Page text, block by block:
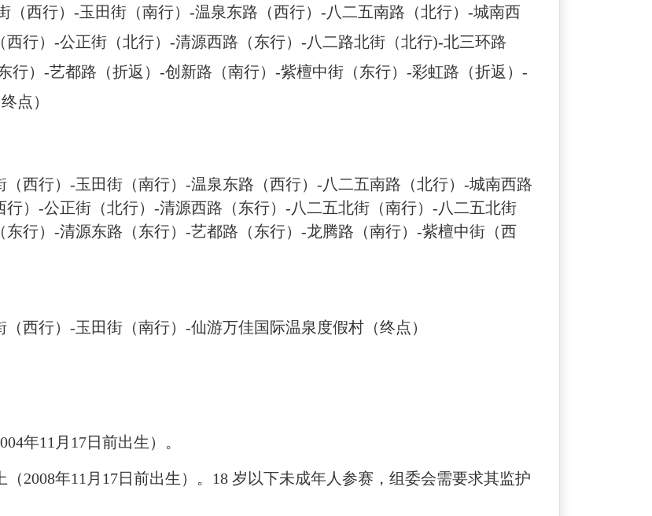
（西行）-玉田街（南行）-温泉东路（西行）-八二五南路（北行）-城南西
行）-公正街（北行）-清源西路（东行）-八二路北街（北行)-北三环路
行）-艺都路（折返）-创新路（南行）-紫檀中街（东行）-彩虹路（折返）-
点）
（西行）-玉田街（南行）-温泉东路（西行）-八二五南路（北行）-城南西路
行）-公正街（北行）-清源西路（东行）-八二五北街（南行）-八二五北街
东行）-清源东路（东行）-艺都路（东行）-龙腾路（南行）-紫檀中街（西
（西行）-玉田街（南行）-仙游万佳国际温泉度假村（终点）
4年11 月 17日前出生）。
（2008年11 月 17日前出生）。18 岁以下未成年人参赛，组委会需要求其监护